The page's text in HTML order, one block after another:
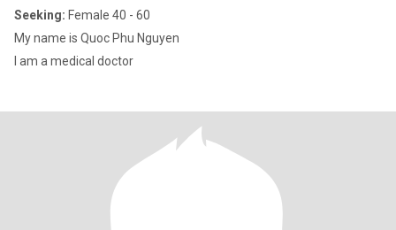
Seeking: Female 40 - 60
My name is Quoc Phu Nguyen
I am a medical doctor